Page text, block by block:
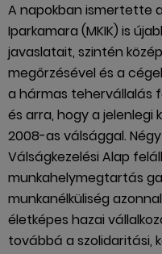
A napokban ismertette
Iparkamara (MKIK) is
javaslatait, szintén
megőrzésével és a
a hármas tehervállalás
és arra, hogy a jelenlegi
2008-as válsággal.
Válságkezelési Alap
munkahelymegtartás
munkanélküliség
életképes hazai
továbbá a szolidaritási,